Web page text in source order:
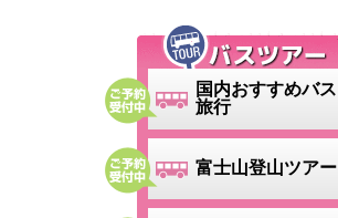
国内おすすめバス
旅行
富士山登山ツアー